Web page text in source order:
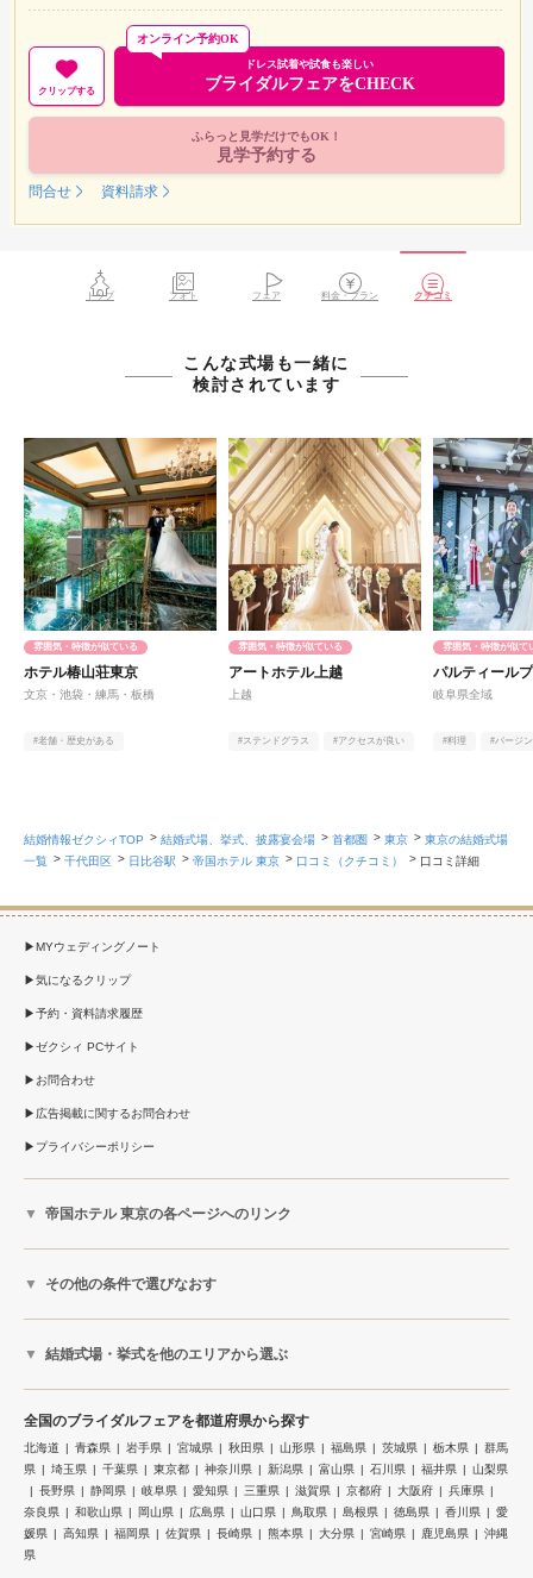
クリップする
ドレス試着や試食も楽しい
ブライダルフェアをCHECK
オンライン予約OK
ふらっと見学だけでもOK！
見学予約する
問合せ 資料請求
トップ フォト フェア 料金・プラン クチコミ
こんな式場も一緒に
検討されています
雰囲気・特徴が似ている
ホテル椿山荘東京
文京・池袋・練馬・板橋
#老舗・歴史がある
雰囲気・特徴が似ている
アートホテル上越
上越
#ステンドグラス
#アクセスが良い
雰囲気・特徴が似て
パルティール
岐阜県全域
#料理
#バージ
結婚情報ゼクシィTOP 結婚式場、挙式、披露宴会場 首都圏 東京
東京の結婚式場
一覧
千代田区 日比谷駅 帝国ホテル 東京 口コミ（クチコミ） 口コミ詳細
MYウェディングノート
気になるクリップ
予約・資料請求履歴
ゼクシィ PCサイト
お問合わせ
広告掲載に関するお問合わせ
プライバシーポリシー
帝国ホテル 東京の各ページへのリンク
その他の条件で選びなおす
結婚式場・挙式を他のエリアから選ぶ
全国のブライダルフェアを都道府県から探す
北海道 青森県 岩手県 宮城県 秋田県 山形県 福島県 茨城県 栃木県
群馬
県
埼玉県 千葉県 東京都 神奈川県 新潟県 富山県 石川県 福井県
山梨県
長野県
静岡県 岐阜県 愛知県 三重県 滋賀県 京都府 大阪府
兵庫県
奈良県
和歌山県 岡山県 広島県 山口県 鳥取県 島根県 徳島県 香川県
愛
媛県
高知県 福岡県 佐賀県 長崎県 熊本県 大分県 宮崎県 鹿児島県
沖縄
県